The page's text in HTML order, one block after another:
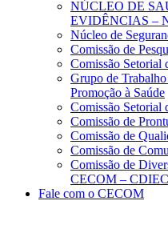
NÚCLEO DE
EVIDÊNCIAS –
Núcleo de
Comissão de
Comissão Setorial
Grupo de
Promoção à Saúde
Comissão
Comissão de
Comissão de
Comissão de
Comissão de
CECOM – CDIEC
Fale com o CECOM